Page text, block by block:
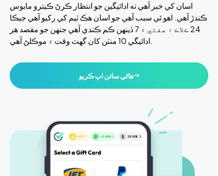
اسان کي خبر آهي ته ادائيگين جو انتظار ڪرڻ ڪيترو مايوس
ڪندڙ آهي. اهو ئي سبب آهي جو اسان هڪ ٽيم کي رکيو آهي جيڪا
24 ڪلاڪ ۽ هفتي ۾ 7 ڏينهن ڪم ڪندي آهي جنهن جو مقصد هر
ادائيگي 10 منٽن کان گهٽ وقت ۾ موڪلڻ آهي.
هاڻي سائن اپ ڪريو